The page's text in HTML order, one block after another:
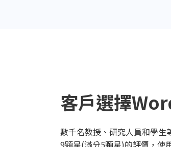
客戶選擇
數千名教授、研究人員和學
9顆星(滿分5顆星)的評價，使